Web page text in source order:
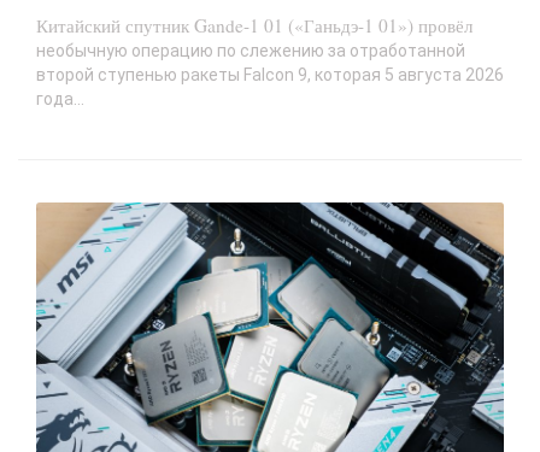
Китайский спутник Gande-1 01 («Ганьдэ-1 01») провёл
необычную операцию по слежению за отработанной
второй ступенью ракеты Falcon 9, которая 5 августа 2026
года...